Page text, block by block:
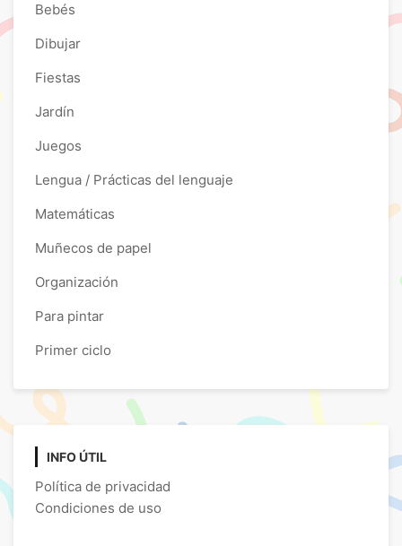
Bebés
Dibujar
Fiestas
Jardín
Juegos
Lengua / Prácticas del lenguaje
Matemáticas
Muñecos de papel
Organización
Para pintar
Primer ciclo
INFO ÚTIL
Política de privacidad
Condiciones de uso